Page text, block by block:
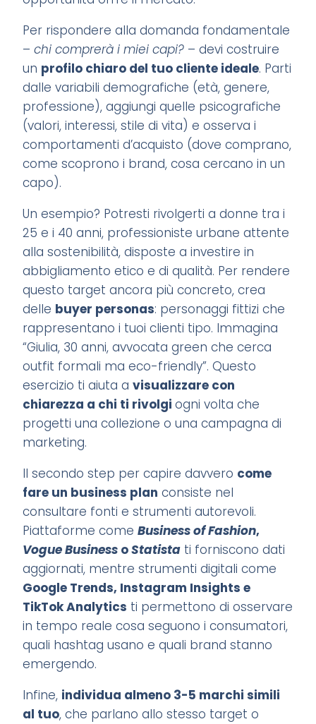
Per rispondere alla domanda fondamentale
–chi comprerà i miei capi? – devi costruire
un profilo chiaro del tuo cliente ideale. Parti
dalle variabili demografiche (età, genere,
professione), aggiungi quelle psicografiche
(valori, interessi, stile di vita) e osserva i
comportamenti d’acquisto (dove comprano,
come scoprono i brand, cosa cercano in un
capo).
Un esempio? Potresti rivolgerti a donne tra i
25 e i 40 anni, professioniste urbane attente
alla sostenibilità, disposte a investire in
abbigliamento etico e di qualità. Per rendere
questo target ancora più concreto, crea
delle buyer personas: personaggi fittizi che
rappresentano i tuoi clienti tipo. Immagina
“Giulia, 30 anni, avvocata green che cerca
outfit formali ma eco-friendly”. Questo
esercizio ti aiuta avisualizzare con
chiarezza a chi ti rivolgiogni volta che
progetti una collezione o una campagna di
marketing.
Il secondo step per capire davvero come
fare un business plan consiste nel
consultare fonti e strumenti autorevoli.
Piattaforme comeBusiness of Fashion,
Vogue Business oStatista ti forniscono dati
aggiornati, mentre strumenti digitali come
Google Trends, Instagram Insights e
TikTok Analytics ti permettono di osservare
in tempo reale cosa seguono i consumatori,
quali hashtag usano e quali brand stanno
emergendo.
Infine, individua almeno 3-5 marchi simili
al tuo, che parlano allo stesso target o